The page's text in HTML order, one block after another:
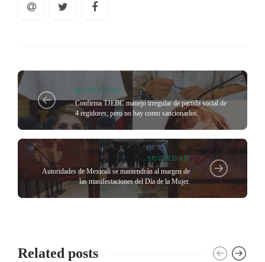
MUNICIPIO
Confirma TJEBC manejo irregular de partida social de
4 regidores; pero no hay como sancionarlos.
SOCIEDAD
Autoridades de Mexicali se mantendrán al margen de
las manifestaciones del Día de la Mujer.
Related posts